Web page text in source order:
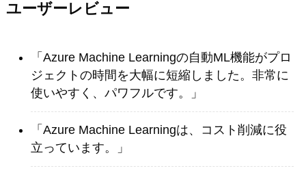
ユーザーレビュー
「Azure Machine Learningの自動ML機能がプロ
ジェクトの時間を大幅に短縮しました。非常に
使いやすく、パワフルです。」
「Azure Machine Learningは、コスト削減に役
立っています。」